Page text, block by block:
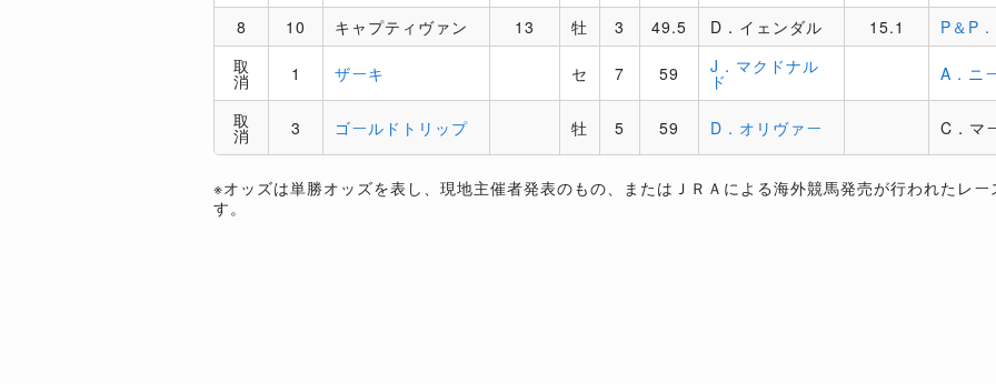
8
10 キャプティヴァン 13 牡 3 49.5 D．イェンダル 15.1 P＆P
取
消 1 ザーキ セ 7 59 J．マクドナル
ド A．ニ
取
消 3 ゴールドトリップ 牡 5 59 D．オリヴァー C．マ
※オッズは単勝オッズを表し、現地主催者発表のもの、またはＪＲＡによる海外競馬発売が行われたレ
す。